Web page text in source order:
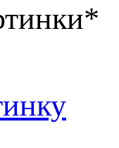
*